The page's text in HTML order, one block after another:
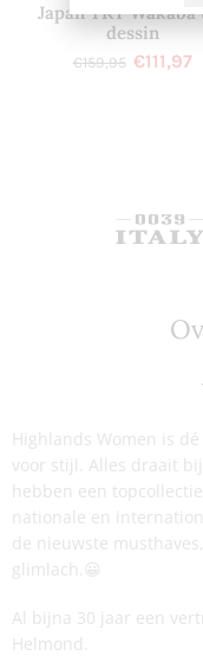
Japan TKY Wakaba
dessin
€159,95 €111,97
Highlands Women is
voor stijl. Alles draait
hebben een
nationale en
de nieuwste
glimlach.😀
Al bijna 30 jaar een
Helmond.